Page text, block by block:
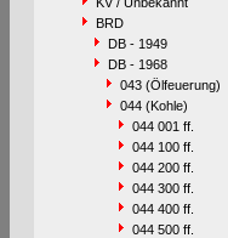
BRD
DB - 1949
DB - 1968
043 (Ölfeuerung)
044 (Kohle)
044 001 ff.
044 100 ff.
044 200 ff.
044 300 ff.
044 400 ff.
044 500 ff.